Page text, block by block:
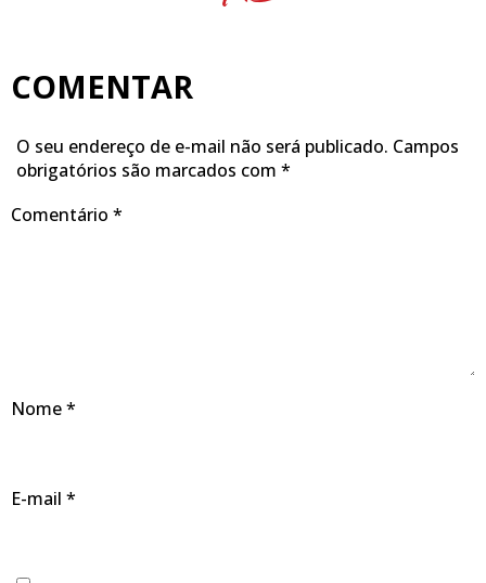
COMENTAR
O seu endereço de e-mail não será publicado. Campos
obrigatórios são marcados com *
Comentário *
Nome*
E-mail *